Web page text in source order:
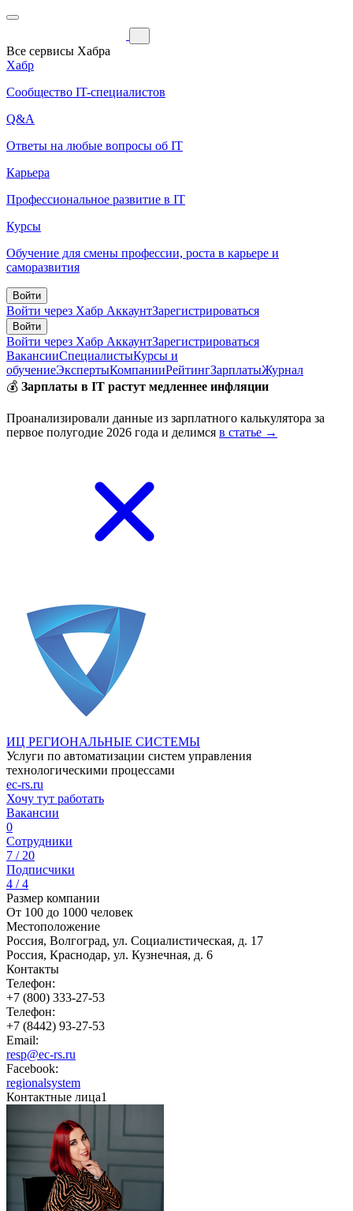
Все сервисы Хабра
Хабр
Сообщество IT-специалистов
Q&A
Ответы на любые вопросы об IT
Карьера
Профессиональное развитие в IT
Курсы
Обучение для смены профессии, роста в карьере и
саморазвития
Войти
Войти через Хабр АккаунтЗарегистрироваться
Войти
Войти через Хабр АккаунтЗарегистрироваться
ВакансииСпециалистыКурсы и
обучениеЭкспертыКомпанииРейтингЗарплатыЖурнал
💰 Зарплаты в IT растут медленнее инфляции
Проанализировали данные из зарплатного калькулятора за
первое полугодие 2026 года и делимся в статье →
ИЦ РЕГИОНАЛЬНЫЕ СИСТЕМЫ
Услуги по автоматизации систем управления
технологическими процессами
ec-rs.ru
Хочу тут работать
Вакансии
0
Сотрудники
7 / 20
Подписчики
4 / 4
Размер компании
От 100 до 1000 человек
Местоположение
Россия, Волгоград, ул. Социалистическая, д. 17
Россия, Краснодар, ул. Кузнечная, д. 6
Контакты
Телефон:
+7 (800) 333-27-53
Телефон:
+7 (8442) 93-27-53
Email:
resp@ec-rs.ru
Facebook:
regionalsystem
Контактные лица1